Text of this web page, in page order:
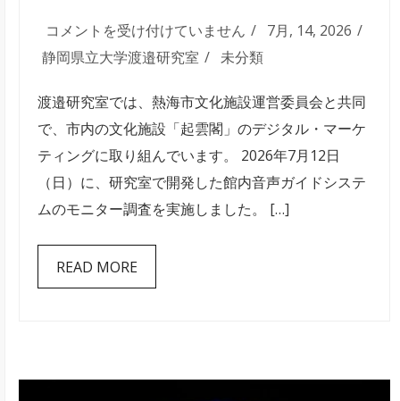
熱
海
文
化
施
設
「起
雲
閣」
ガ
コメントを受け付けていません
7月, 14, 2026
静岡県立大学渡邉研究室
未分類
渡邉研究室では、熱海市文化施設運営委員会と共同
で、市内の文化施設「起雲閣」のデジタル・マーケ
ティングに取り組んでいます。 2026年7月12日
（日）に、研究室で開発した館内音声ガイドシステ
ムのモニター調査を実施しました。 […]
READ MORE